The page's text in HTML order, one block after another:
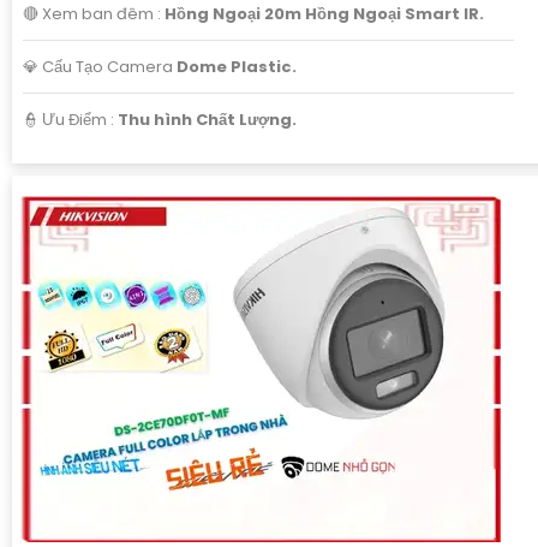
🔴 Xem ban đêm : Hồng Ngoại 20m Hồng Ngoại Smart IR.
💎 Cấu Tạo Camera Dome Plastic.
️👮 Ưu Điểm : Thu hình Chất Lượng.